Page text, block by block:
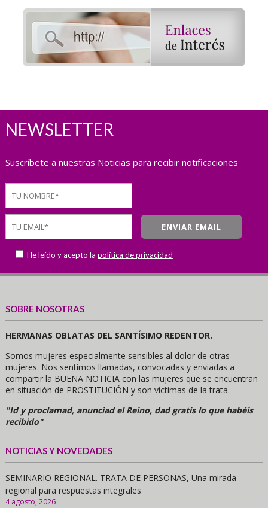
NEWSLETTER
Suscríbete a nuestras Noticias para recibir notificaciones
He leído y acepto la política de privacidad
SOBRE NOSOTRAS
HERMANAS OBLATAS DEL SANTÍSIMO REDENTOR.
Somos mujeres especialmente sensibles al dolor de otras
mujeres. Nos sentimos llamadas, convocadas y enviadas a
compartir la BUENA NOTICIA con las mujeres que se encuentran
en situación de PROSTITUCIÓN y son víctimas de la trata.
"Id y proclamad, anunciad el Reino, dad gratis lo que habéis
recibido"
NOTICIAS Y NOVEDADES
SEMINARIO REGIONAL. TRATA DE PERSONAS, Una mirada
regional para respuestas integrales
4 agosto, 2026